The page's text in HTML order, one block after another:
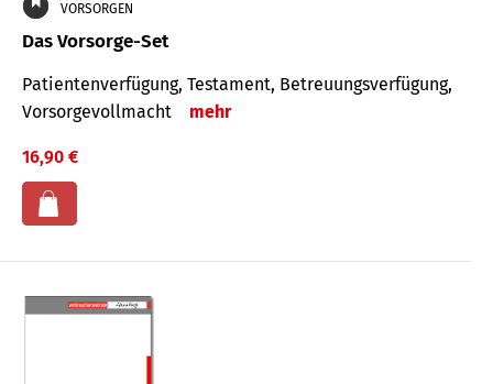
VORSORGEN
Das Vorsorge-Set
Patienten­ver­fügung, Testa­ment, Be­treuungs­verfü­gung,
Vor­sorge­voll­macht
mehr
16,90 €